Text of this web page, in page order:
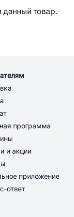
данный товар.
программа
и акции
приложение
ответ